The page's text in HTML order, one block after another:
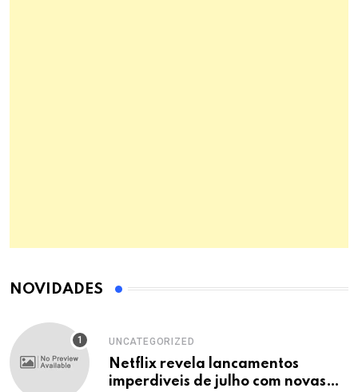
NOVIDADES
UNCATEGORIZED
Netflix revela lancamentos
imperdiveis de julho com novas